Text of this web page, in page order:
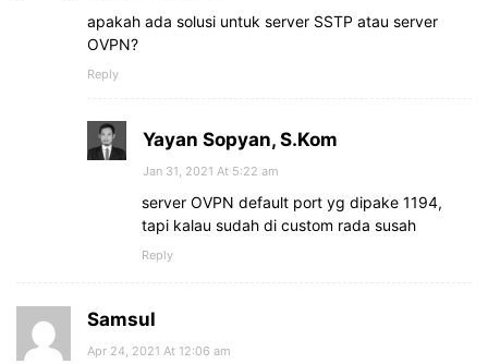
apakah ada solusi untuk server SSTP atau server
OVPN?
Reply
Yayan Sopyan, S.Kom
Jan 31, 2021 At 5:22 am
server OVPN default port yg dipake 1194,
tapi kalau sudah di custom rada susah
Reply
Samsul
Apr 24, 2021 At 12:06 am